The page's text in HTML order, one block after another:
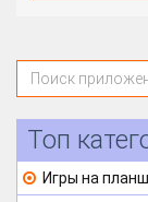
Топ
Игры на